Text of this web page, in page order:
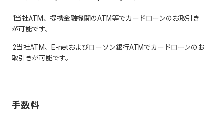
1当社ATM、提携金融機関のATM等でカードローンのお取引き
が可能です。
2当社ATM、E-netおよびローソン銀行ATMでカードローンのお
取引きが可能です。
手数料